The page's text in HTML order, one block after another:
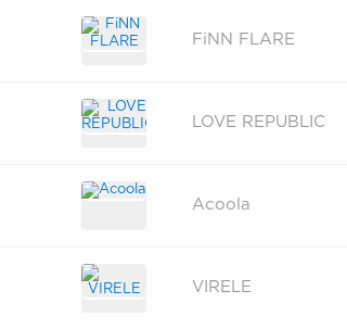
FiNN FLARE
LOVE REPUBLIC
Acoola
VIRELE